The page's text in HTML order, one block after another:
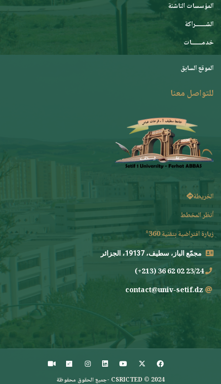
المؤسسات الناشئة
الشـــــــراكة
خدمـــــــات
الموقع السابق
للتواصل معنا
الخريطة
أنظر المخطط
زيارة افتراضية بتقنية 360°
مجمّع الباز، سطيف، 19137، الجزائر
23/24 02 62 36 (213+)
contact@univ-setif.dz
CSRICTED © 2024 -جميع الحقوق محفوظة